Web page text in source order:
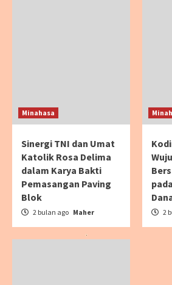
Minahasa
Sinergi TNI dan Umat
Katolik Rosa Delima
dalam Karya Bakti
Pemasangan Paving
Blok
2 bulan ago Maher 2